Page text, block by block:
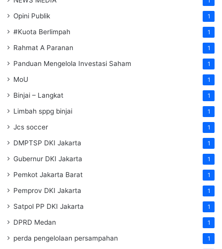
Opini Publik 1
#Kuota Berlimpah 1
Rahmat A Paranan 1
Panduan Mengelola Investasi Saham 1
MoU 1
Binjai – Langkat 1
Limbah sppg binjai 1
Jcs soccer 1
DMPTSP DKI Jakarta 1
Gubernur DKI Jakarta 1
Pemkot Jakarta Barat 1
Pemprov DKI Jakarta 1
Satpol PP DKI Jakarta 1
DPRD Medan 1
perda pengelolaan persampahan 1